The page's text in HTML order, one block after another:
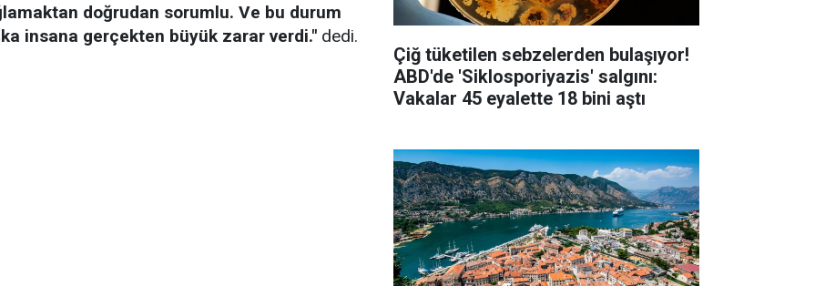
doğrudan sorumlu. Ve bu durum
insana gerçekten büyük zarar verdi." dedi.
Çiğ tüketilen sebzelerden bulaşıyor!
ABD'de 'Siklosporiyazis' salgını:
Vakalar 45 eyalette 18 bini aştı